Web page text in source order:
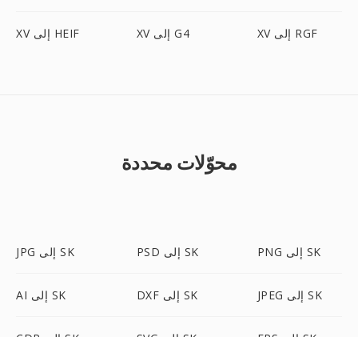
XV إلى HEIF XV إلى G4 XV إلى RGF
محوّلات محددة
JPG إلى SK PSD إلى SK PNG إلى SK
AI إلى SK DXF إلى SK JPEG إلى SK